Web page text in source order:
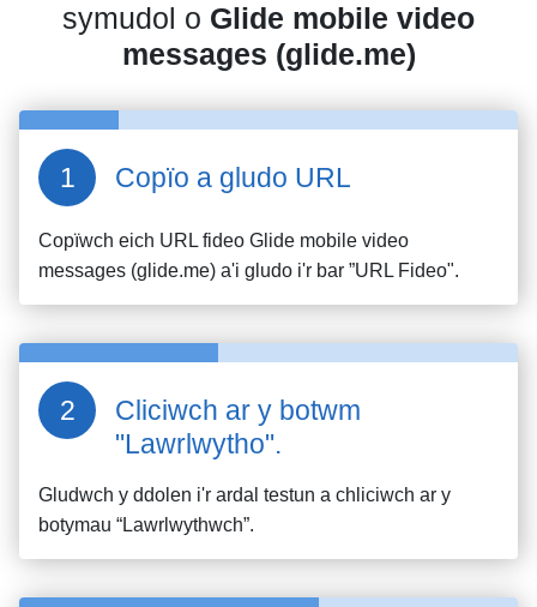
symudol o Glide mobile video
messages (glide.me)
Copïo a gludo URL
Copïwch eich URL fideo Glide mobile video
messages (glide.me) a'i gludo i'r bar ”URL Fideo".
Cliciwch ar y botwm
"Lawrlwytho".
Gludwch y ddolen i'r ardal testun a chliciwch ar y
botymau “Lawrlwythwch”.